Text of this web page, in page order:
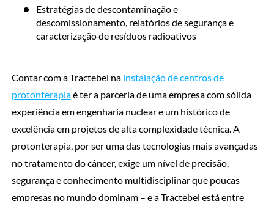
Estratégias de descontaminação e
descomissionamento, relatórios de segurança e
caracterização de resíduos radioativos
Contar com a Tractebel na instalação de centros de
protonterapiaé ter a parceria de uma empresa com sólida
experiência em engenharia nuclear e um histórico de
excelência em projetos de alta complexidade técnica. A
protonterapia, por ser uma das tecnologias mais avançadas
no tratamento do câncer, exige um nível de precisão,
segurança e conhecimento multidisciplinar que poucas
empresas no mundo dominam – e a Tractebel está entre